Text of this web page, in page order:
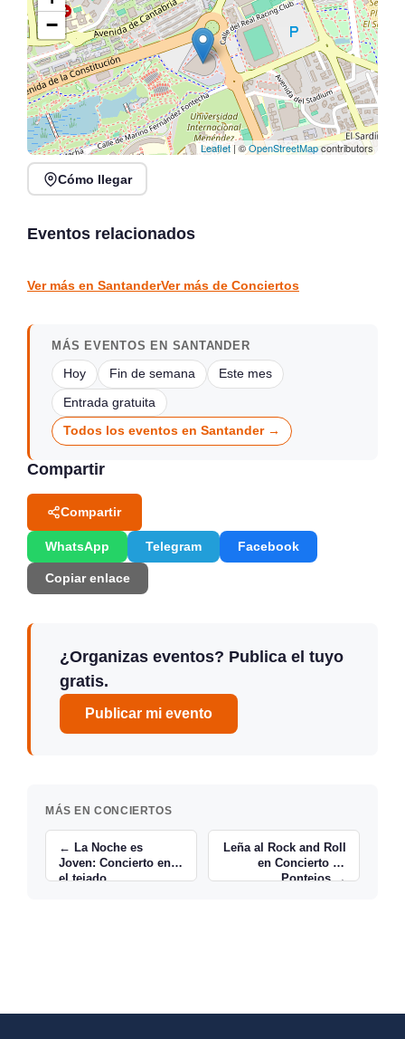
−
Leaflet| ©OpenStreetMapcontributors
Cómo llegar
Eventos relacionados
directo en Sarón
Sarón
Ver más en SantanderVer más de Conciertos
MÁS EVENTOS EN SANTANDER
Hoy Fin de semana Este mes
Entrada gratuita
Todos los eventos en Santander →
Compartir
Compartir
WhatsApp Telegram Facebook
Copiar enlace
¿Organizas eventos? Publica el tuyo
gratis.
Publicar mi evento
MÁS EN CONCIERTOS
← La Noche es
Joven: Concierto en
el tejado
Leña al Rock and Roll
en Concierto en
Pontejos →